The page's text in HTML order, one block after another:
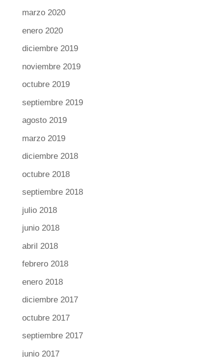
marzo 2020
enero 2020
diciembre 2019
noviembre 2019
octubre 2019
septiembre 2019
agosto 2019
marzo 2019
diciembre 2018
octubre 2018
septiembre 2018
julio 2018
junio 2018
abril 2018
febrero 2018
enero 2018
diciembre 2017
octubre 2017
septiembre 2017
junio 2017